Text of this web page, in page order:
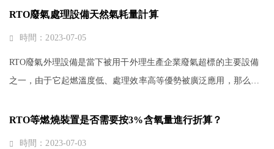
并探討可能的改進方案。一、···
RTO廢氣處理設備天然氣耗量計算
時間：2023-07-05
RTO廢氣外理設備是當下被用干外理生產企業廢氣超標的主要設備
之一，由于它起燃溫度低、處理效率高等優勢被廣泛應用，那么干
效率和進出口溫差假設RTO氣處···
RTO等燃燒裝置是否需要按3%含氧量進行折算？
時間：2023-07-03